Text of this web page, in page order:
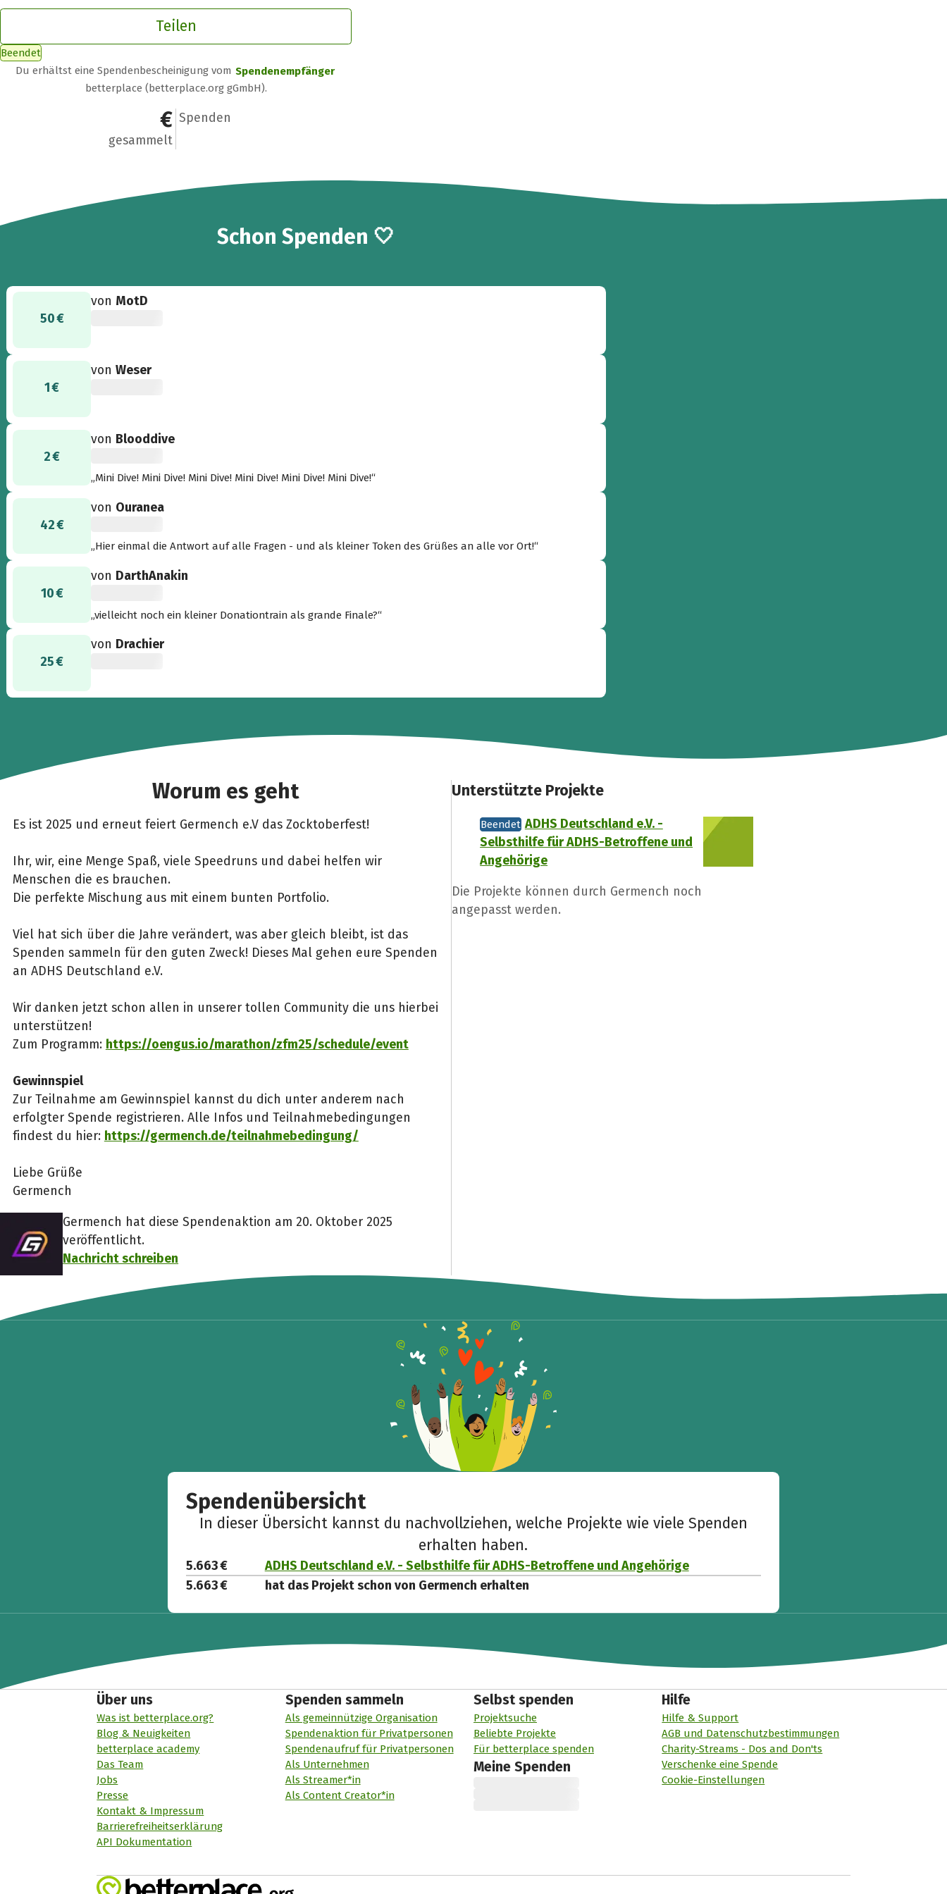
Teilen
Beendet
Du erhältst eine Spendenbescheinigung vom Spendenempfänger
betterplace (betterplace.org gGmbH).
5.663 €
gesammelt
240
Spenden
Schon240
Spenden 🤍
50 €
von MotD
1 €
vonWeser
2 €
von Blooddive
„Mini Dive! Mini Dive! Mini Dive! Mini Dive! Mini Dive! Mini Dive!“
42 €
von Ouranea
„Hier einmal die Antwort auf alle Fragen - und als kleiner Token des Grüßes an alle vor Ort!“
10 €
von DarthAnakin
„vielleicht noch ein kleiner Donationtrain als grande Finale?“
25 €
von Drachier
Worum es geht
Es ist 2025 und erneut feiert Germench e.V das Zocktoberfest!
Ihr, wir, eine Menge Spaß, viele Speedruns und dabei helfen wir
Menschen die es brauchen.
Die perfekte Mischung aus mit einem bunten Portfolio.
Viel hat sich über die Jahre verändert, was aber gleich bleibt, ist das
Spenden sammeln für den guten Zweck! Dieses Mal gehen eure Spenden
an ADHS Deutschland e.V.
Wir danken jetzt schon allen in unserer tollen Community die uns hierbei
unterstützen!
Zum Programm: https://oengus.io/marathon/zfm25/schedule/event
Gewinnspiel
Zur Teilnahme am Gewinnspiel kannst du dich unter anderem nach
erfolgter Spende registrieren. Alle Infos und Teilnahmebedingungen
findest du hier: https://germench.de/teilnahmebedingung/
Liebe Grüße
Germench
Germench hat diese Spendenaktion am 20. Oktober 2025
veröffentlicht.
Nachricht schreiben
Unterstützte Projekte
Beendet ADHS Deutschland e.V. -
Selbsthilfe für ADHS-Betroffene und
Angehörige
Die Projekte können durch Germench noch
angepasst werden.
Spendenübersicht
In dieser Übersicht kannst du nachvollziehen, welche Projekte wie viele Spenden
erhalten haben.
5.663 €
ADHS Deutschland e.V. - Selbsthilfe für ADHS-Betroffene und Angehörige
5.663 €
hat das Projekt schon von Germench erhalten
Über uns
Was ist betterplace.org?
Blog & Neuigkeiten
betterplace academy
Das Team
Jobs
Presse
Kontakt & Impressum
Barrierefreiheitserklärung
API Dokumentation
Spenden sammeln
Als gemeinnützige Organisation
Spendenaktion für Privatpersonen
Spendenaufruf für Privatpersonen
Als Unternehmen
Als Streamer*in
Als Content Creator*in
Selbst spenden
Projektsuche
Beliebte Projekte
Für betterplace spenden
Meine Spenden
Hilfe
Hilfe & Support
AGB und Datenschutzbestimmungen
Charity-Streams - Dos and Don'ts
Verschenke eine Spende
Cookie-Einstellungen